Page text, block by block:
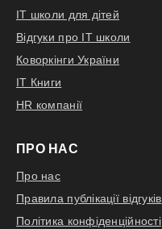
IT школи для дітей
Відгуки про IT школи
Коворкінги України
IT Книги
HR компанії
ПРО НАС
Про нас
Правила публікації відгуків
Політика конфіденційності